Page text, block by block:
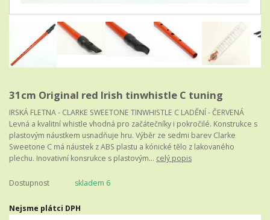
31cm Original red Irish tinwhistle C tuning
IRSKÁ FLETNA - CLARKE SWEETONE TINWHISTLE C LADĚNÍ - ČERVENÁ
Levná a kvalitní whistle vhodná pro začátečníky i pokročilé. Konstrukce s
plastovým náustkem usnadňuje hru. Výběr ze sedmi barev Clarke
Sweetone C má náustek z ABS plastu a kónické tělo z lakovaného
plechu. Inovativní konsrukce s plastovým... celý popis
Dostupnost skladem 6
Nejsme plátci DPH